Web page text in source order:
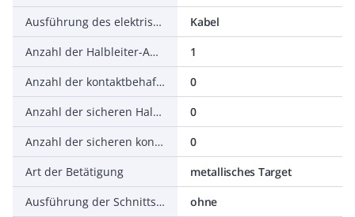
Ausführung des elektrischen Anschlusses
Kabel
Anzahl der Halbleiter-Ausgänge mit Meldefunktion
1
Anzahl der kontaktbehafteten Ausgänge mit Meldefunktion
0
Anzahl der sicheren Halbleiter-Ausgänge
0
Anzahl der sicheren kontaktbehafteten Ausgänge
0
Art der Betätigung
metallisches Target
Ausführung der Schnittstelle
ohne